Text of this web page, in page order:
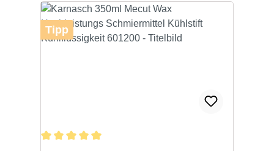
Tipp